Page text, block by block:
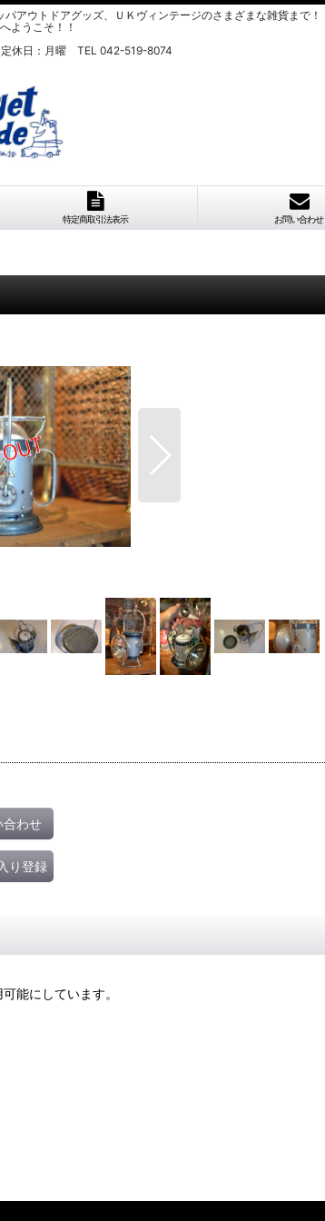
アウトドアグッズ、ＵＫヴィンテージのさまざまな雑貨まで！
ようこそ！！
休日：月曜 TEL 042-519-8074
特定商取引法表示 お問い合わせ
合わせ
り登録
能にしています。